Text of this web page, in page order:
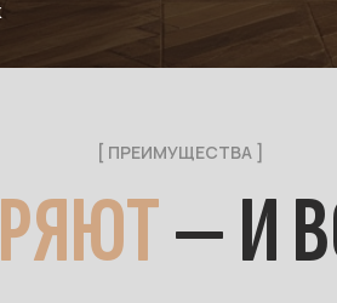
[ ПРЕИМУЩЕСТВА ]
— И